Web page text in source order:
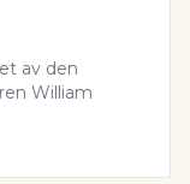
av den
William